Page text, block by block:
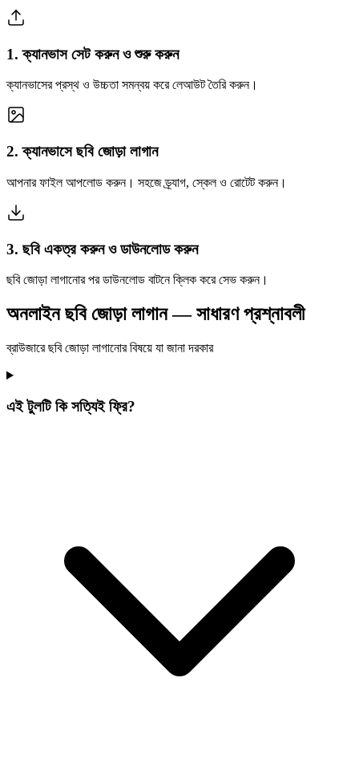
1.ক্যানভাস সেট করুন ও শুরু করুন
ক্যানভাসের প্রস্থ ও উচ্চতা সমন্বয় করে লেআউট তৈরি করুন।
2.ক্যানভাসে ছবি জোড়া লাগান
আপনার ফাইল আপলোড করুন। সহজে ড্র্যাগ, স্কেল ও রোটেট করুন।
3. ছবি একত্র করুন ও ডাউনলোড করুন
ছবি জোড়া লাগানোর পর ডাউনলোড বাটনে ক্লিক করে সেভ করুন।
অনলাইন ছবি জোড়া লাগান — সাধারণ প্রশ্নাবলী
ব্রাউজারে ছবি জোড়া লাগানোর বিষয়ে যা জানা দরকার
এই টুলটি কি সত্যিই ফ্রি?